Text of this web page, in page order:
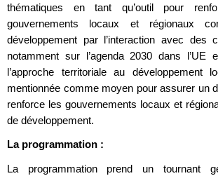
thématiques en tant qu’outil pour
gouvernements locaux et régionaux
développement par l’interaction avec des
notamment sur l’agenda 2030 dans l’UE
l’approche territoriale au développement
mentionnée comme moyen pour assurer un
renforce les gouvernements locaux et
de développement.
La programmation :
La programmation prend un tournant